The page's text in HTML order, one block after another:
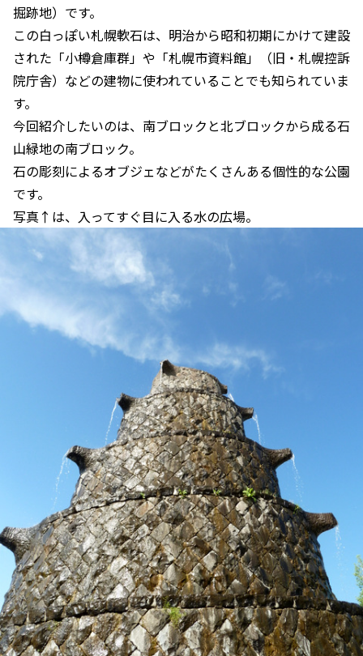
掘跡地）です。
この白っぽい札幌軟石は、明治から昭和初期にかけて建設
された「小樽倉庫群」や「札幌市資料館」（旧・札幌控訴
院庁舎）などの建物に使われていることでも知られていま
す。
今回紹介したいのは、南ブロックと北ブロックから成る石
山緑地の南ブロック。
石の彫刻によるオブジェなどがたくさんある個性的な公園
です。
写真↑は、入ってすぐ目に入る水の広場。